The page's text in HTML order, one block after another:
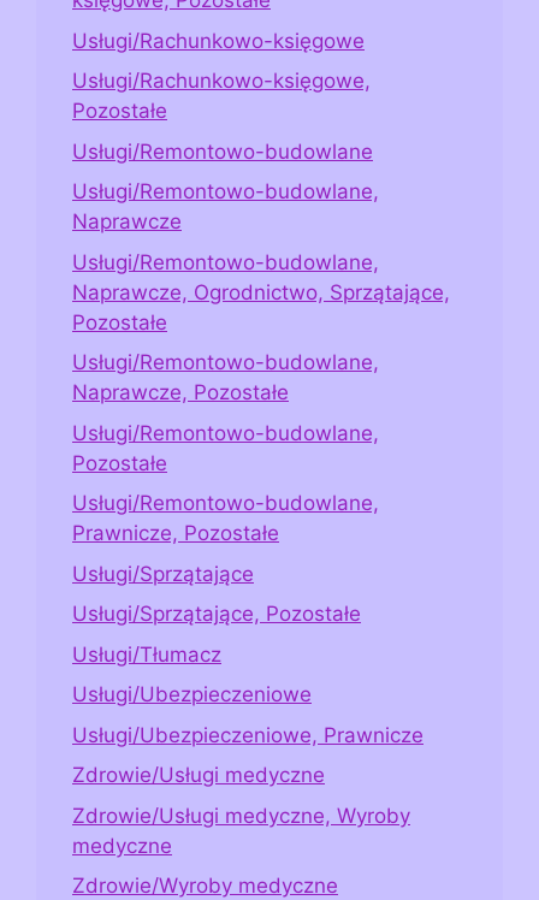
Usługi/Rachunkowo-księgowe
Usługi/Rachunkowo-księgowe,
Pozostałe
Usługi/Remontowo-budowlane
Usługi/Remontowo-budowlane,
Naprawcze
Usługi/Remontowo-budowlane,
Naprawcze, Ogrodnictwo, Sprzątające,
Pozostałe
Usługi/Remontowo-budowlane,
Naprawcze, Pozostałe
Usługi/Remontowo-budowlane,
Pozostałe
Usługi/Remontowo-budowlane,
Prawnicze, Pozostałe
Usługi/Sprzątające
Usługi/Sprzątające, Pozostałe
Usługi/Tłumacz
Usługi/Ubezpieczeniowe
Usługi/Ubezpieczeniowe, Prawnicze
Zdrowie/Usługi medyczne
Zdrowie/Usługi medyczne, Wyroby
medyczne
Zdrowie/Wyroby medyczne